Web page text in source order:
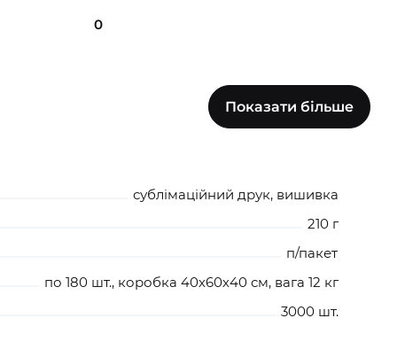
0
Показати більше
сублімаційний друк, вишивка
210 г
п/пакет
по 180 шт., коробка 40х60х40 см, вага 12 кг
3000 шт.